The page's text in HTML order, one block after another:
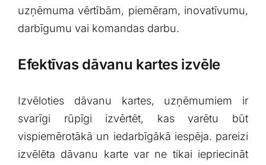
uzņēmuma vērtībām, piemēram, inovatīvumu,⁤
darbīgumu vai komandas darbu.
Efektīvas dāvanu kartes⁤ izvēle
Izvēloties dāvanu kartes, uzņēmumiem ‌ir
svarīgi rūpīgi izvērtēt, ⁢kas varētu būt
vispiemērotākā un iedarbīgākā iespēja. pareizi⁤
izvēlēta​ dāvanu karte var ne tikai ‌iepriecināt